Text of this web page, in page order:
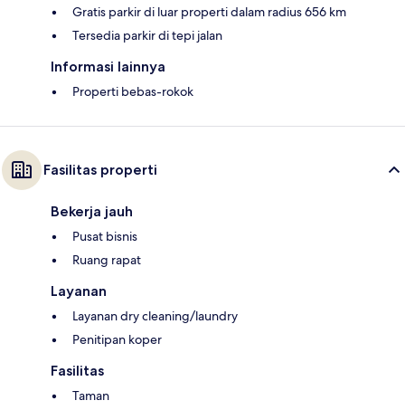
Gratis parkir di luar properti dalam radius 656 km
Tersedia parkir di tepi jalan
Informasi lainnya
Properti bebas-rokok
Fasilitas properti
Bekerja jauh
Pusat bisnis
Ruang rapat
Layanan
Layanan dry cleaning/laundry
Penitipan koper
Fasilitas
Taman